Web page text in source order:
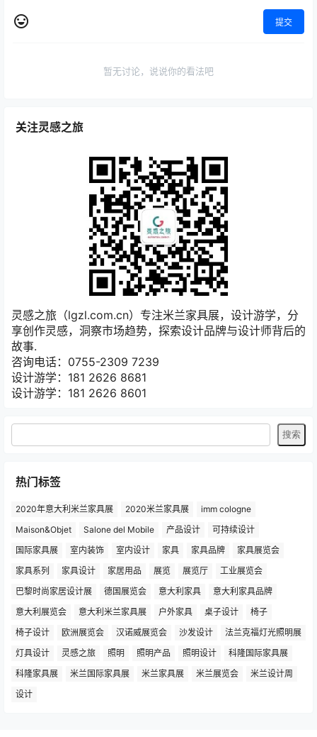
提交
暂无讨论，说说你的看法吧
关注灵感之旅
灵感之旅（lgzl.com.cn）专注米兰家具展，设计游学，分
享创作灵感，洞察市场趋势，探索设计品牌与设计师背后的
故事.
咨询电话：0755-2309 7239
设计游学：181 2626 8681
设计游学：181 2626 8601
热门标签
2020年意大利米兰家具展 2020米兰家具展
imm cologne
Maison&Objet
Salone del Mobile 产品设计
可持续设计
国际家具展
室内装饰 室内设计 家具 家具品牌
家具展览会
家具系列
家具设计 家居用品 展览 展览厅
工业展览会
巴黎时尚家居设计展
德国展览会 意大利家具
意大利家具品牌
意大利展览会
意大利米兰家具展 户外家具 桌子设计
椅子
椅子设计
欧洲展览会 汉诺威展览会 沙发设计
法兰克福灯光照明展
灯具设计
灵感之旅 照明 照明产品 照明设计
科隆国际家具展
科隆家具展
米兰国际家具展 米兰家具展 米兰展览会
米兰设计周
设计